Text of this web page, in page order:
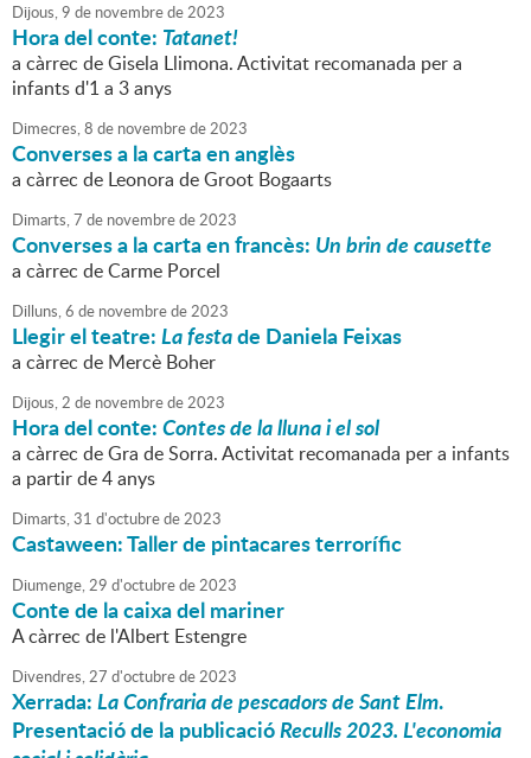
Dijous,9 de novembrede2023
Hora del conte: Tatanet!
a càrrec de Gisela Llimona. Activitat recomanada per a
infants d'1 a 3 anys
Dimecres,8 de novembrede2023
Converses a la carta en anglès
a càrrec de Leonora de Groot Bogaarts
Dimarts,7 de novembrede2023
Converses a la carta en francès: Un brin de causette
a càrrec de Carme Porcel
Dilluns,6 de novembrede2023
Llegir el teatre:La festade Daniela Feixas
a càrrec de Mercè Boher
Dijous,2 de novembrede2023
Hora del conte:Contes de la lluna i el sol
a càrrec de Gra de Sorra. Activitat recomanada per a infants
a partir de 4 anys
Dimarts,31 d'octubrede2023
Castaween: Taller de pintacares terrorífic
Diumenge,29 d'octubrede2023
Conte de la caixa del mariner
A càrrec de l'Albert Estengre
Divendres,27 d'octubrede2023
Xerrada:La Confraria de pescadors de Sant Elm.
Presentació de la publicacióReculls 2023. L'economia